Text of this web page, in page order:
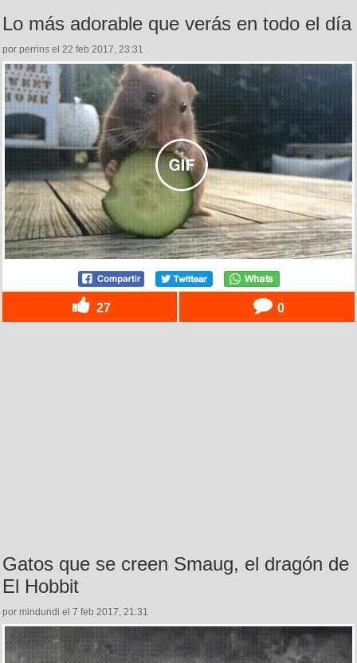
Lo más adorable que verás en todo el día
por perrins el 22 feb 2017, 23:31
27 0
Gatos que se creen Smaug, el dragón de
El Hobbit
por mindundi el 7 feb 2017, 21:31